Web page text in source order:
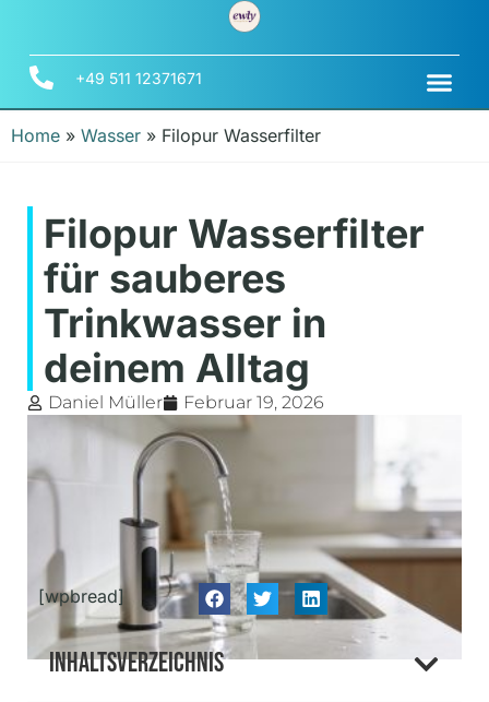
+49 511 12371671
Home » Wasser » Filopur Wasserfilter
Filopur Wasserfilter
für sauberes
Trinkwasser in
deinem Alltag
Daniel Müller Februar 19, 2026
[wpbread]
Inhaltsverzeichnis